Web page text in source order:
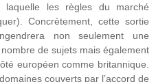
laquelle les règles du marché
Concrètement, cette sortie
non seulement une
de sujets mais également
européen comme britannique.
couverts par l’accord de